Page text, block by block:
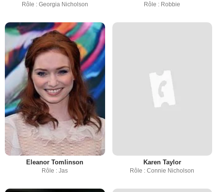
Rôle : Georgia Nicholson Rôle : Robbie
Eleanor Tomlinson
Rôle : Jas
Karen Taylor
Rôle : Connie Nicholson